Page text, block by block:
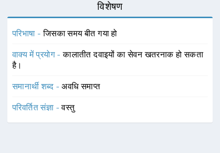
विशेषण
परिभाषा -जिसका समय बीत गया हो
वाक्य में प्रयोग -कालातीत दवाइयों का सेवन खतरनाक हो सकता
है।
समानार्थी शब्द -अवधि समाप्त
परिवर्तित संज्ञा -वस्तु